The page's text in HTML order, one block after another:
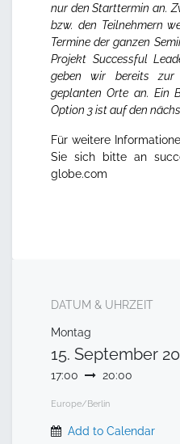
nur den Starttermin an.
bzw. den Teilnehmern
Termine der ganzen
Projekt Successful
geben wir bereits zur
geplanten Orte an. Ein
Option 3 ist auf den
Für weitere
Sie sich bitte an
globe.com
DATUM & UHRZEIT
Montag
15. September
17:00 20:00
Europe/Berlin
Add to Calendar